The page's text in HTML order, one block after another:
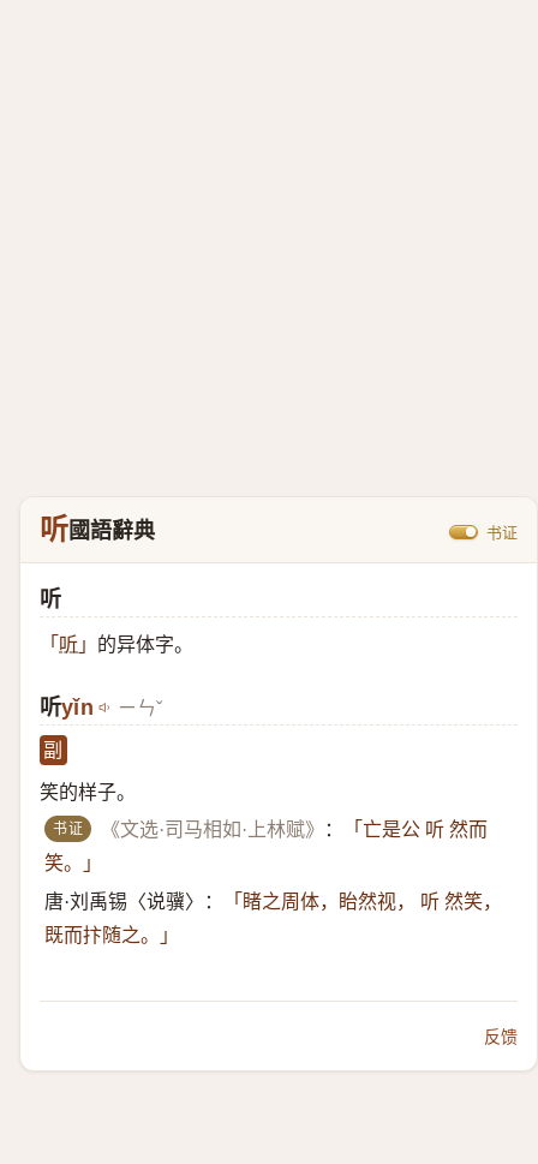
听國語辭典 书证
听
「 听 」 的异体字。
听yǐn ㄧㄣˇ
副
笑的样子。
书证 《文选·司马相如·上林赋》 ：
「亡是公 听 然而
笑。」
唐·刘禹锡〈说骥〉：
「睹之周体，眙然视， 听 然笑，
既而抃随之。」
反馈